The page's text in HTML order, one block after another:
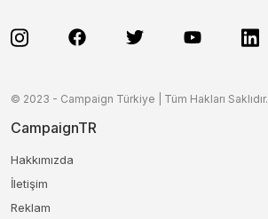
© 2023 - Campaign Türkiye | Tüm Hakları Saklıdır.
CampaignTR
Hakkımızda
İletişim
Reklam